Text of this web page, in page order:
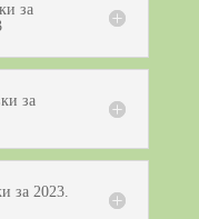
за
за
за 2023.